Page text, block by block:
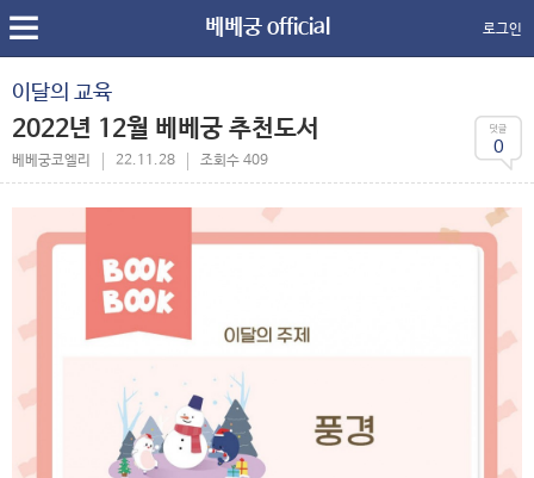
베베궁 official 로그인
이달의 교육
2022년 12월 베베궁 추천도서
베베궁코엘리 22.11.28 조회수 409
0